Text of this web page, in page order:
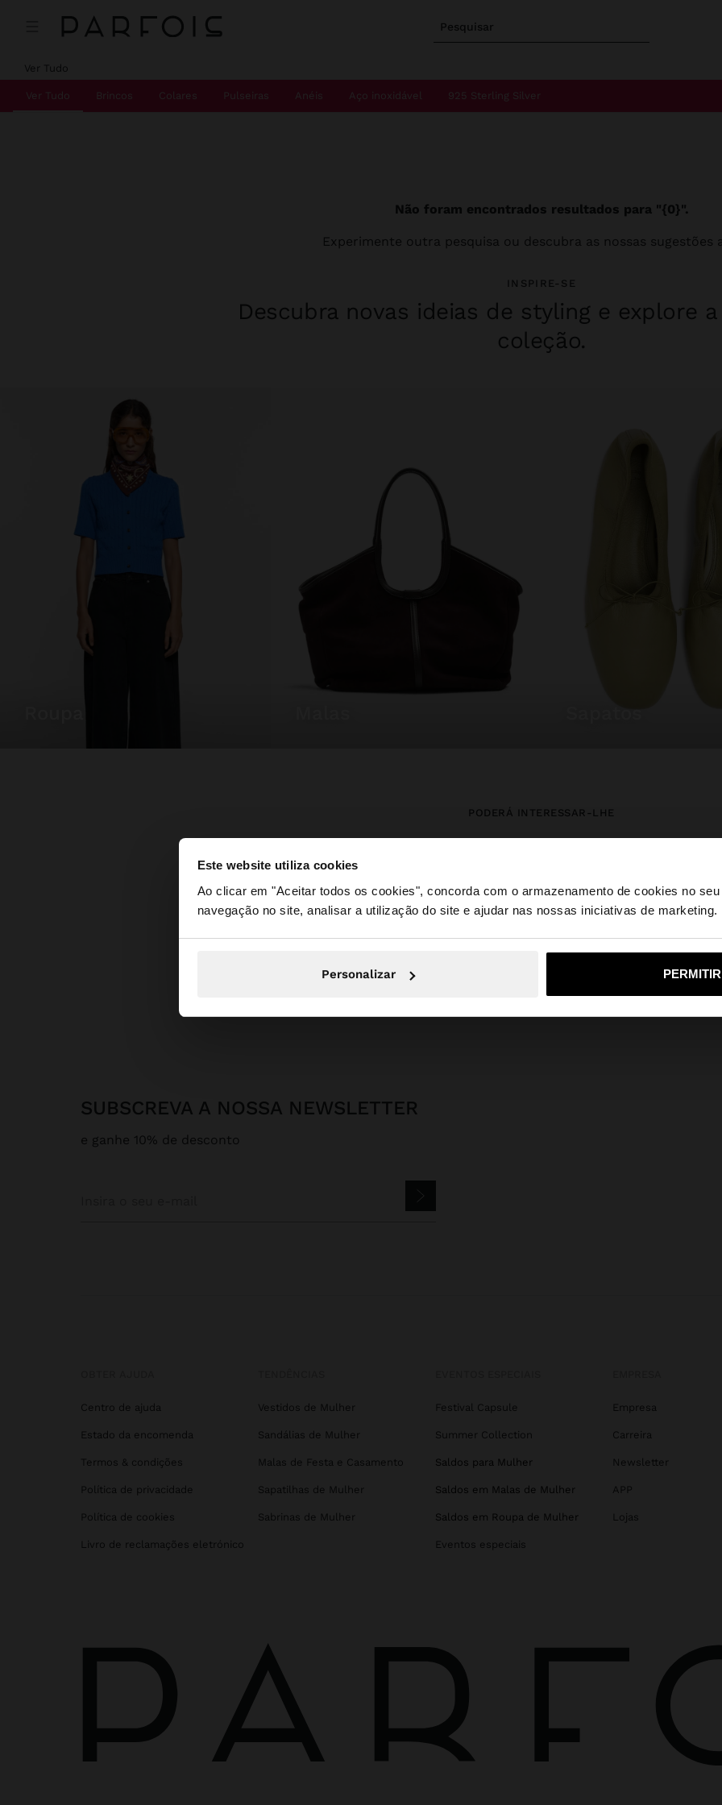
Este website utiliza cookies
Ao clicar em "Aceitar todos os cookies", concorda com o armazenamento de cookies no
navegação no site, analisar a utilização do site e ajudar nas nossas iniciativas de marketing.
Personalizar
Pesquisar
olá
Está a aceder ao site a partir de Portugal. Deseja navegar no nosso site
Sim,
Ver Tudo
Ver Tudo Brincos Colares Pulseiras Anéis Aço inoxidável 925 Sterling Silver
Não foram encontrados resultados para "{0}".
Experimente outra pesquisa ou descubra as nossas sugestões
INSPIRE-SE
Descubra novas ideias de styling e explore
coleção.
PODERÁ INTERESSAR-LHE
Relógios
Personalizáveis Acessórios
SUBSCREVA A NOSSA NEWSLETTER
e ganhe 10% de desconto
Centro de ajuda
Estado da encomenda
Termos & condições
Política de privacidade
Política de cookies
Livro de reclamações eletrónico
Vestidos de Mulher
Sandálias de Mulher
Malas de Festa e Casamento
Sapatilhas de Mulher
Sabrinas de Mulher
Festival Capsule
Summer Collection
Saldos para Mulher
Saldos em Malas de Mulher
Saldos em Roupa de Mulher
Eventos especiais
Empresa
Carreira
Newsletter
APP
Lojas